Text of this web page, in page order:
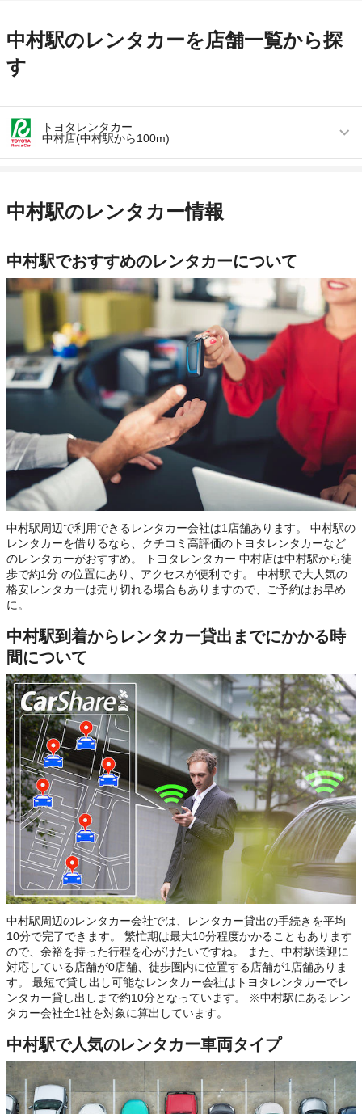
中村駅のレンタカーを店舗一覧から探
す
トヨタレンタカー
中村店(中村駅から100m)
アクセス 中村駅より徒歩で約1分（送迎なし）
店舗詳細 店舗詳細ページはこちら
この店舗でレンタカーを探す
中村駅のレンタカー情報
中村駅でおすすめのレンタカーについて
中村駅周辺で利用できるレンタカー会社は1店舗あります。 中村駅の
レンタカーを借りるなら、クチコミ高評価のトヨタレンタカーなど
のレンタカーがおすすめ。 トヨタレンタカー 中村店は中村駅から徒
歩で約1分 の位置にあり、アクセスが便利です。 中村駅で大人気の
格安レンタカーは売り切れる場合もありますので、ご予約はお早め
に。
中村駅到着からレンタカー貸出までにかかる時
間について
中村駅周辺のレンタカー会社では、レンタカー貸出の手続きを平均
10分で完了できます。 繁忙期は最大10分程度かかることもあります
ので、余裕を持った行程を心がけたいですね。 また、中村駅送迎に
対応している店舗が0店舗、徒歩圏内に位置する店舗が1店舗ありま
す。 最短で貸し出し可能なレンタカー会社はトヨタレンタカーでレ
ンタカー貸し出しまで約10分となっています。 ※中村駅にあるレン
タカー会社全1社を対象に算出しています。
中村駅で人気のレンタカー車両タイプ